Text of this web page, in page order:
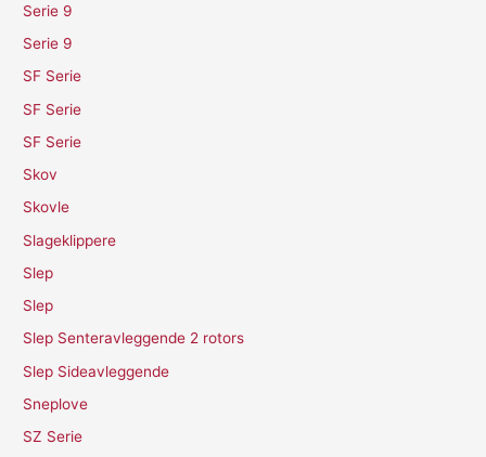
Serie 9
Serie 9
SF Serie
SF Serie
SF Serie
Skov
Skovle
Slageklippere
Slep
Slep
Slep Senteravleggende 2 rotors
Slep Sideavleggende
Sneplove
SZ Serie